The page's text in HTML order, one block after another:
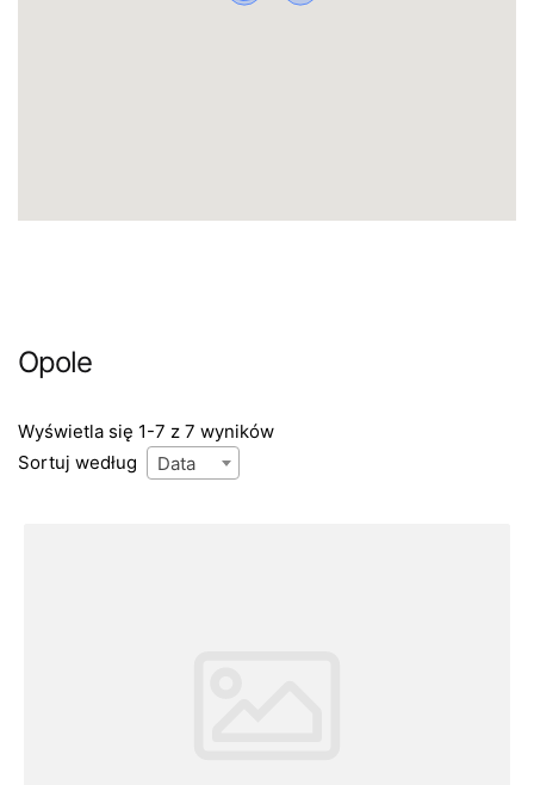
Opole
Wyświetla się 1-7 z 7 wyników
Sortuj według
Data